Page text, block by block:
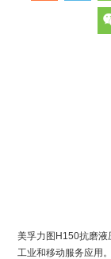
美孚力图H150抗磨
工业和移动服务应用